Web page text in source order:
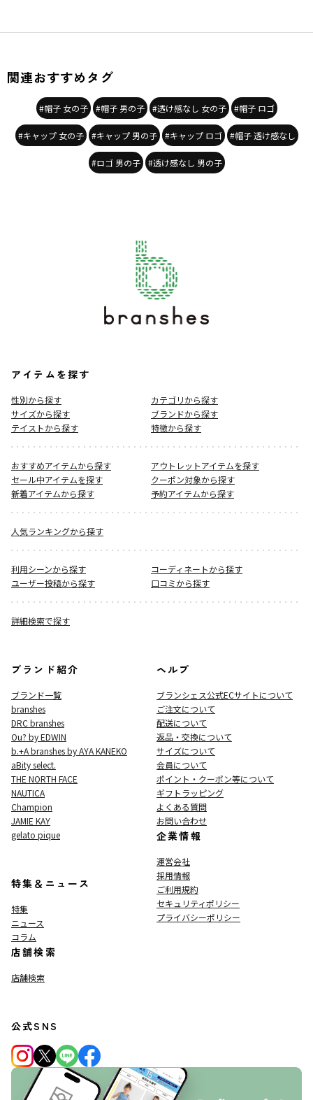
関連おすすめタグ
#帽子 女の子 #帽子 男の子 #透け感なし 女の子 #帽子 ロゴ
#キャップ 女の子 #キャップ 男の子 #キャップ ロゴ #帽子 透け感なし
#ロゴ 男の子 #透け感なし 男の子
アイテムを探す
性別から探す
カテゴリから探す
サイズから探す
ブランドから探す
テイストから探す
特徴から探す
おすすめアイテムから探す
アウトレットアイテムを探す
セール中アイテムを探す
クーポン対象から探す
新着アイテムから探す
予約アイテムから探す
人気ランキングから探す
利用シーンから探す
コーディネートから探す
ユーザー投稿から探す
口コミから探す
詳細検索で探す
ブランド紹介
ブランド一覧
branshes
DRC branshes
Ou? by EDWIN
b.+A branshes by AYA KANEKO
aBity select.
THE NORTH FACE
NAUTICA
Champion
JAMIE KAY
gelato pique
特集＆ニュース
特集
ニュース
コラム
店舗検索
店舗検索
ヘルプ
ブランシェス公式ECサイトについて
ご注文について
配送について
返品・交換について
サイズについて
会員について
ポイント・クーポン等について
ギフトラッピング
よくある質問
お問い合わせ
企業情報
運営会社
採用情報
ご利用規約
セキュリティポリシー
プライバシーポリシー
公式SNS